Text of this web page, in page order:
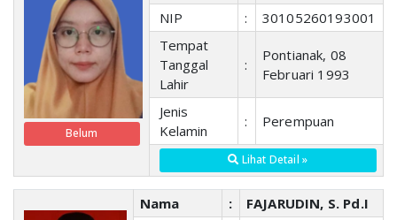
Belum
NIP
:
30105260193001
Tempat
Tanggal
Lahir
:
Pontianak, 08
Februari 1993
Jenis
Kelamin
: Perempuan
Lihat Detail »
Nama :
FAJARUDIN, S. Pd.I